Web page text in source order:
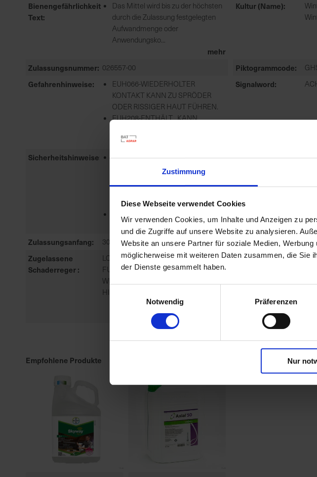
Zustimmung
Diese Webseite verwendet Cookies
Wir verwenden Cookies, um Inhalte und Anzeigen zu
und die Zugriffe auf unsere Website zu analysieren.
Website an unsere Partner für soziale Medien,
möglicherweise mit weiteren Daten zusammen, die Sie
der Dienste gesammelt haben.
Notwendig
Präferenzen
Nur
Bienengefährlichkeit
Text
Das Mittel wird bis zu der höchsten
durch die Zulassung festgelegten
Aufwandmenge oder
Anwendungsko...
mehr
Kultur (Name)
Zulassungsnummer 026557-00 Piktogrammcode
Gefahrenhinweise
EUH066-WIEDERHOLTER
KONTAKT KANN ZU SPRÖDER
ODER RISSIGER HAUT FÜHREN.
EUH208-ENTHÄLT . KANN
Signalword
Sicherheitshinweise
P101-IST ÄRZTLICHER RAT
ERFORDERLICH, VERPACKUNG
BEREITHALTEN.
mehr
Zulassungsende
Zulassungsanfang 30.06.2016 Zulassungsstatus
Zugelassene
Schaderreger
LOLCH/WEIDELGRAS,
FUCHSSCHWANZGRAS: ACKER-,
WINDHALM: GEMEINER, PFLANZEN:
HIRSEARTIGE, HAFER: FLUG-
Empfohlene Produkte